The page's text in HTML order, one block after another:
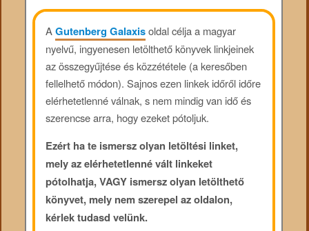
AGutenberg Galaxisoldal célja a magyar
nyelvű, ingyenesen letölthető könyvek linkjeinek
az összegyűjtése és közzététele (a keresőben
fellelhető módon). Sajnos ezen linkek időről időre
elérhetetlenné válnak, s nem mindig van idő és
szerencse arra, hogy ezeket pótoljuk.
Ezért ha te ismersz olyan letöltési linket,
mely az elérhetetlenné vált linkeket
pótolhatja, VAGY ismersz olyan letölthető
könyvet, mely nem szerepel az oldalon,
kérlek tudasd velünk.